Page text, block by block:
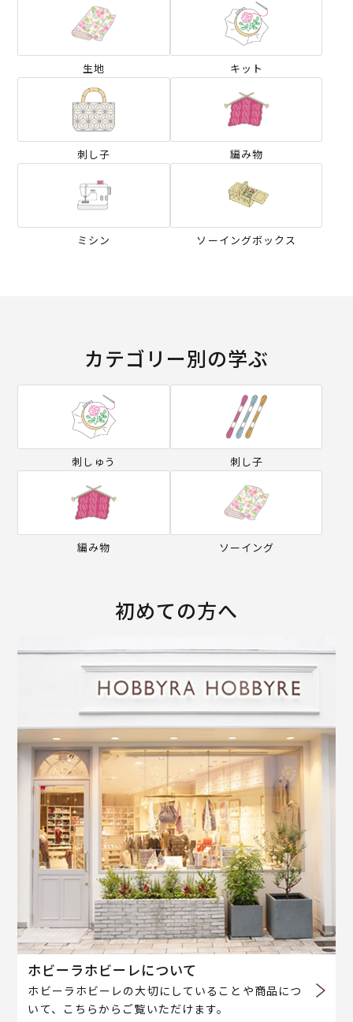
生地 キット
刺し子 編み物
ミシン ソーイングボックス
カテゴリー別の学ぶ
刺しゅう 刺し子
編み物 ソーイング
初めての方へ
ホビーラホビーレについて
ホビーラホビーレの大切にしていることや商品につ
いて、こちらからご覧いただけます。